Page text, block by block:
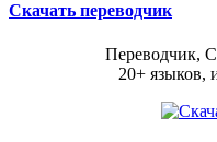
Скачать переводчик
Переводчик,
20+ языков,